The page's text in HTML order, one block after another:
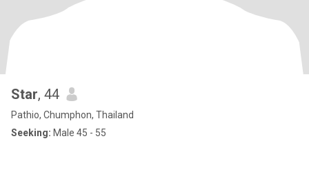
Star, 44
Pathio, Chumphon, Thailand
Seeking: Male 45 - 55